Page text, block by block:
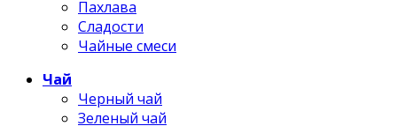
Пахлава
Сладости
Чайные смеси
Чай
Черный чай
Зеленый чай